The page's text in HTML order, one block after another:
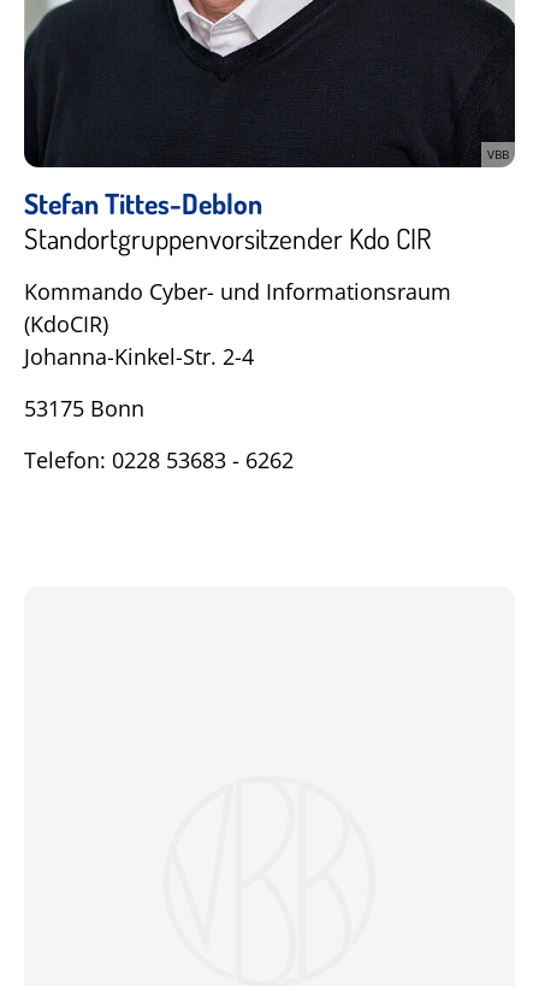
VBB
Stefan Tittes-Deblon
Standortgruppenvorsitzender Kdo CIR
Kommando Cyber- und Informationsraum
(KdoCIR)
Johanna-Kinkel-Str. 2-4
53175 Bonn
Telefon: 0228 53683 - 6262